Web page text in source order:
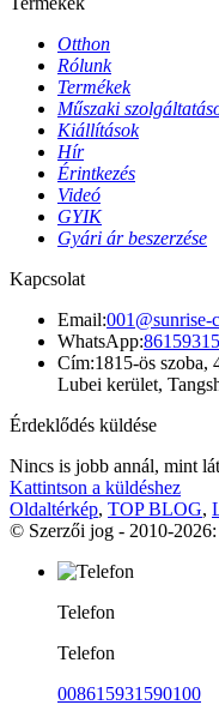
Otthon
Rólunk
Termékek
Műszaki
Kiállítások
Hír
Érintkezés
Videó
GYIK
Gyári ár beszerzése
Kapcsolat
Email:001@sunrise-
WhatsApp:
Cím:1815-ös szoba,
Lubei kerület,
Érdeklődés küldése
Nincs is jobb annál, mint
Kattintson a küldéshez
Oldaltérkép, TOP BLOG,
© Szerzői jog - 2010-
Telefon
Telefon
008615931590100